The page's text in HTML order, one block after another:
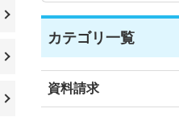
カテゴリ一覧
資料請求